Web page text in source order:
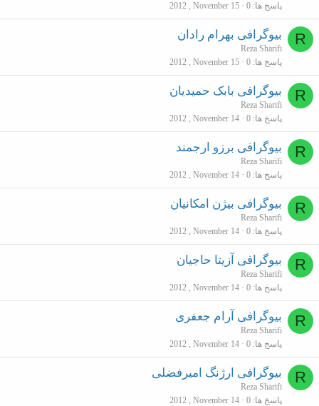
پاسخ ها 0
2012 , November 15
R بیوگرافی بهرام رادان
Reza Sharifi
پاسخ ها 0
2012 , November 15
R بیوگرافی بابک حمیدیان
Reza Sharifi
پاسخ ها 0
2012 , November 14
R بیوگرافی برزو ارجمند
Reza Sharifi
پاسخ ها 0
2012 , November 14
R بیوگرافی بیژن امکانیان
Reza Sharifi
پاسخ ها 0
2012 , November 14
R بیوگرافی آزیتا حاجیان
Reza Sharifi
پاسخ ها 0
2012 , November 14
R بیوگرافی آرام جعفری
Reza Sharifi
پاسخ ها 0
2012 , November 14
R بیوگرافی ارژنگ امیرفضلی
Reza Sharifi
پاسخ ها 0
2012 , November 14